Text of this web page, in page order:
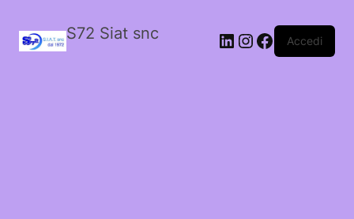
S72 Siat snc LinkedIn
Instagram
Facebook
Accedi